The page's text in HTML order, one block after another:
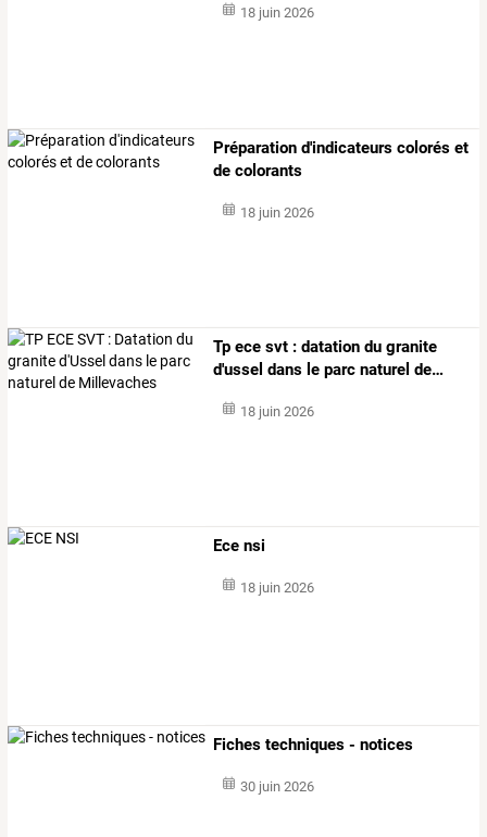
18 juin 2026
Préparation d'indicateurs colorés et
de colorants
18 juin 2026
Tp ece svt : datation du granite
d'ussel dans le parc naturel de…
18 juin 2026
Ece nsi
18 juin 2026
Fiches techniques - notices
30 juin 2026